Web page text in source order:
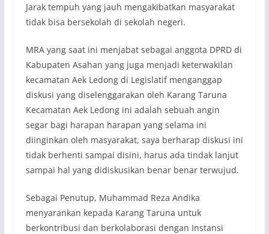
Jarak tempuh yang jauh mengakibatkan masyarakat
tidak bisa bersekolah di sekolah negeri.
MRA yang saat ini menjabat sebagai anggota DPRD di
Kabupaten Asahan yang juga menjadi keterwakilan
kecamatan Aek Ledong di Legislatif menganggap
diskusi yang diselenggarakan oleh Karang Taruna
Kecamatan Aek Ledong ini adalah sebuah angin
segar bagi harapan harapan yang selama ini
diinginkan oleh masyarakat, saya berharap diskusi ini
tidak berhenti sampai disini, harus ada tindak lanjut
sampai hal yang didiskusikan benar benar terwujud.
Sebagai Penutup, Muhammad Reza Andika
menyarankan kepada Karang Taruna untuk
berkontribusi dan berkolaborasi dengan Instansi